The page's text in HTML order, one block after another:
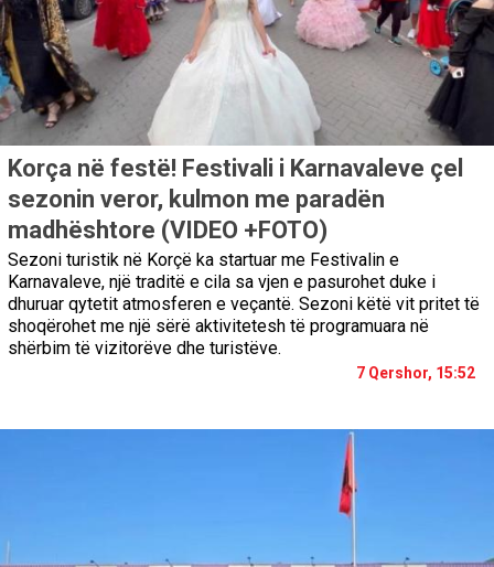
Korça në festë! Festivali i Karnavaleve çel
sezonin veror, kulmon me paradën
madhështore (VIDEO +FOTO)
Sezoni turistik në Korçë ka startuar me Festivalin e
Karnavaleve, një traditë e cila sa vjen e pasurohet duke i
dhuruar qytetit atmosferen e veçantë. Sezoni këtë vit pritet të
shoqërohet me një sërë aktivitetesh të programuara në
shërbim të vizitorëve dhe turistëve.
7 Qershor, 15:52